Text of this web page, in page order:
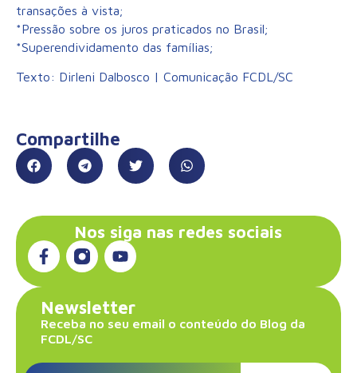
transações à vista;
*Pressão sobre os juros praticados no Brasil;
*Superendividamento das famílias;
Texto: Dirleni Dalbosco | Comunicação FCDL/SC
Compartilhe
Nos siga nas redes sociais
Newsletter
Receba no seu email o conteúdo do Blog da
FCDL/SC